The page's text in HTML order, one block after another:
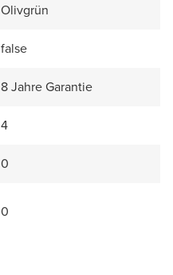
Olivgrün
false
8 Jahre Garantie
4
0
0